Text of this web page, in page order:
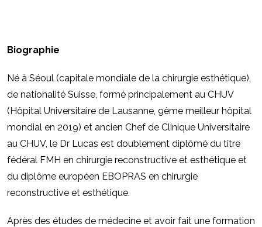
Biographie
Né à Séoul (capitale mondiale de la chirurgie esthétique),
de nationalité Suisse, formé principalement au CHUV
(Hôpital Universitaire de Lausanne, 9ème meilleur hôpital
mondial en 2019) et ancien Chef de Clinique Universitaire
au CHUV, le Dr Lucas est doublement diplômé du titre
fédéral FMH en chirurgie reconstructive et esthétique et
du diplôme européen EBOPRAS en chirurgie
reconstructive et esthétique.
Après des études de médecine et avoir fait une formation